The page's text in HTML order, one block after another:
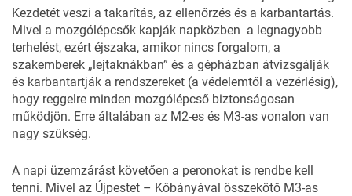
Kezdetét veszi a takarítás, az ellenőrzés és a karbantartás.
Mivel a mozgólépcsők kapják napközben a legnagyobb
terhelést, ezért éjszaka, amikor nincs forgalom, a
szakemberek „lejtaknákban” és a gépházban átvizsgálják
és karbantartják a rendszereket (a védelemtől a vezérlésig),
hogy reggelre minden mozgólépcső biztonságosan
működjön. Erre általában az M2-es és M3-as vonalon van
nagy szükség.
A napi üzemzárást követően a peronokat is rendbe kell
tenni. Mivel az Újpestet – Kőbányával összekötő M3-as